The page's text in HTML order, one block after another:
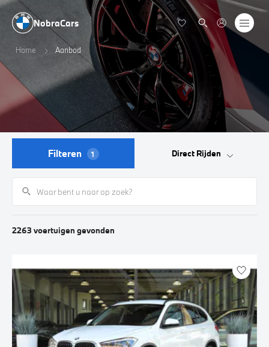
NobraCars
Home Aanbod
Filteren 1 Direct Rijden
2263 voertuigen gevonden